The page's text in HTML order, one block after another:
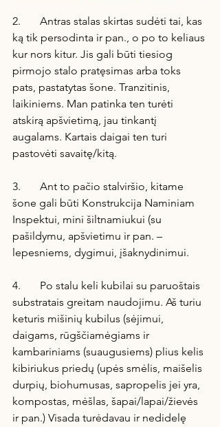
2.       Antras stalas skirtas sudėti tai, kas
ką tik persodinta ir pan., o po to keliaus
kur nors kitur. Jis gali būti tiesiog
pirmojo stalo pratęsimas arba toks
pats, pastatytas šone. Tranzitinis,
laikiniems. Man patinka ten turėti
atskirą apšvietimą, jau tinkantį
augalams. Kartais daigai ten turi
pastovėti savaitę/kitą.
3.       Ant to pačio stalviršio, kitame
šone gali būti Konstrukcija Naminiam
Inspektui, mini šiltnamiukui (su
pašildymu, apšvietimu ir pan. –
lepesniems, dygimui, įšaknydinimui.
4.       Po stalu keli kubilai su paruoštais
substratais greitam naudojimu. Aš turiu
keturis mišinių kubilus (sėjimui,
daigams, rūgščiamėgiams ir
kambariniams (suaugusiems) plius kelis
kibiriukus priedų (upės smėlis, maišelis
durpių, biohumusas, sapropelis jei yra,
kompostas, mėšlas, šapai/lapai/žievės
ir pan.) Visada turėdavau ir nedidelę